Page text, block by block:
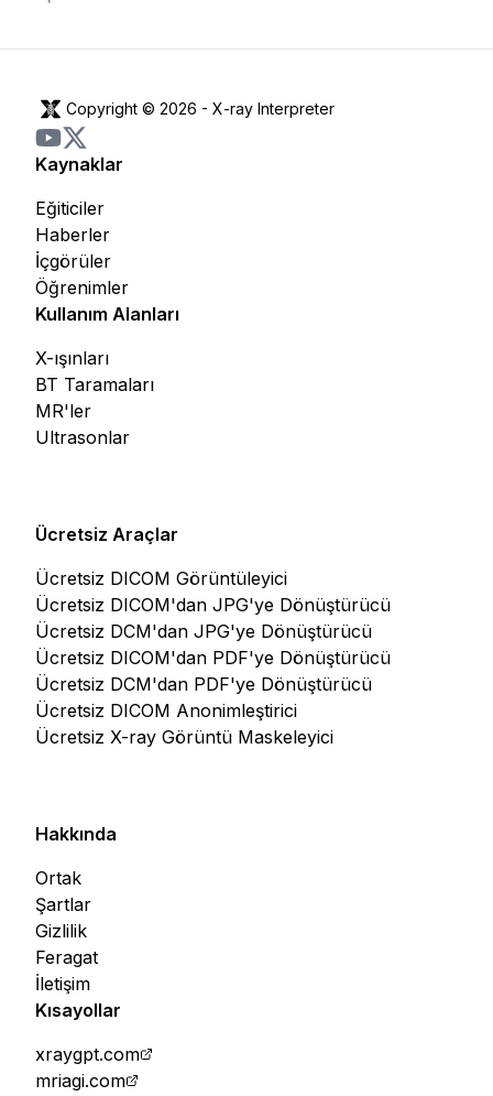
Copyright © 2026 - X-ray Interpreter
Kaynaklar
İçgörüler
Öğrenimler
Haberler
Eğiticiler
Kullanım Alanları
BT Taramaları
MR'ler
Ultrasonlar
X-ışınları
Ücretsiz Araçlar
Ücretsiz DICOM Görüntüleyici
Ücretsiz DICOM'dan JPG'ye Dönüştürücü
Ücretsiz DCM'dan JPG'ye Dönüştürücü
Ücretsiz DICOM'dan PDF'ye Dönüştürücü
Ücretsiz DCM'dan PDF'ye Dönüştürücü
Ücretsiz DICOM Anonimleştirici
Ücretsiz X-ray Görüntü Maskeleyici
Hakkında
Ortak
Şartlar
Gizlilik
Feragat
İletişim
Kısayollar
xraygpt.com
mriagi.com